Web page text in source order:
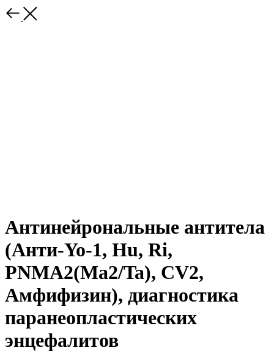
Антинейрональные антитела
(Анти-Yo-1, Hu, Ri,
PNMA2(Ma2/Ta), CV2,
Амфифизин), диагностика
паранеопластических
энцефалитов